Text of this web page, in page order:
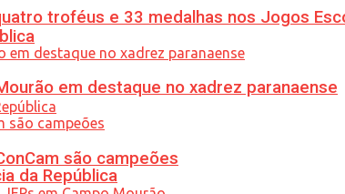
da República
troféus e 33 medalhas nos Jogos
em destaque no xadrez paranaense
são campeões